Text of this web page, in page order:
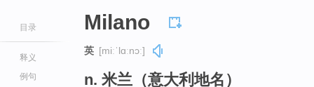
目录
释义
例句
Milano
英 [miːˈlɑːnɔː]
n. 米兰（意大利地名）